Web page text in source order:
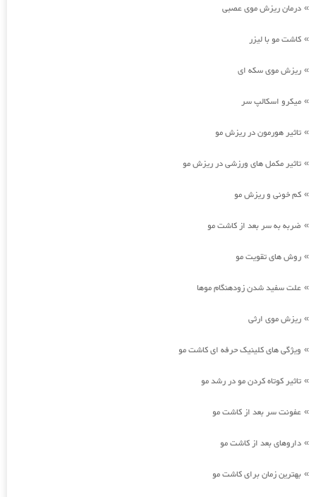
» درمان ریزش موی عصبی
» کاشت مو با لیزر
» ریزش موی سکه ای
» میکرو اسکالپ سر
» تاثیر هورمون در ریزش مو
» تاثیر مکمل های ورزشی در ریزش مو
» کم خونی و ریزش مو
» ضربه به سر بعد از کاشت مو
» روش های تقویت مو
» علت سفید شدن زودهنگام موها
» ریزش موی ارثی
» ویژگی های کلینیک حرفه ای کاشت مو
» تاثیر کوتاه کردن مو در رشد مو
» عفونت سر بعد از کاشت مو
» داروهای بعد از کاشت مو
» بهترین زمان برای کاشت مو